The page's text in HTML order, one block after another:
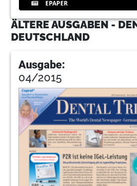
EPAPER
ÄLTERE AUSGABEN -
DEUTSCHLAND
Ausgabe:
04/2015